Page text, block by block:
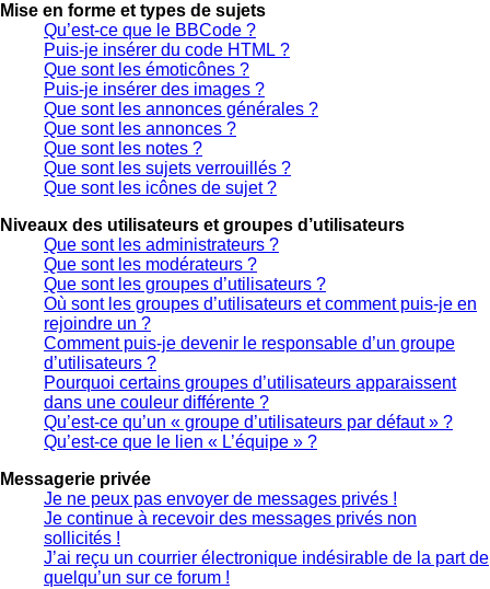
Mise en forme et types de sujets
Qu’est-ce que le BBCode ?
Puis-je insérer du code HTML ?
Que sont les émoticônes ?
Puis-je insérer des images ?
Que sont les annonces générales ?
Que sont les annonces ?
Que sont les notes ?
Que sont les sujets verrouillés ?
Que sont les icônes de sujet ?
Niveaux des utilisateurs et groupes d’utilisateurs
Que sont les administrateurs ?
Que sont les modérateurs ?
Que sont les groupes d’utilisateurs ?
Où sont les groupes d’utilisateurs et comment puis-je en
rejoindre un ?
Comment puis-je devenir le responsable d’un groupe
d’utilisateurs ?
Pourquoi certains groupes d’utilisateurs apparaissent
dans une couleur différente ?
Qu’est-ce qu’un « groupe d’utilisateurs par défaut » ?
Qu’est-ce que le lien « L’équipe » ?
Messagerie privée
Je ne peux pas envoyer de messages privés !
Je continue à recevoir des messages privés non
sollicités !
J’ai reçu un courrier électronique indésirable de la part de
quelqu’un sur ce forum !